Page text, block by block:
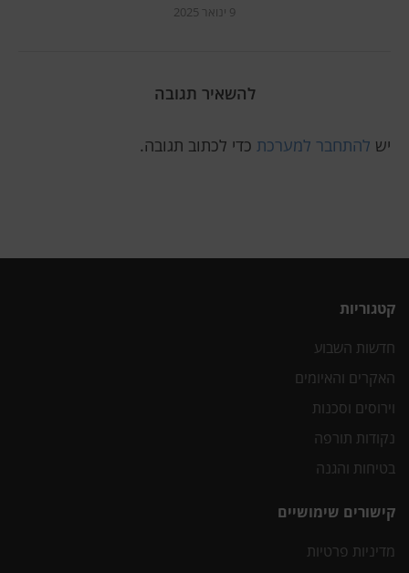
9 ינואר 2025
להשאיר תגובה
יש להתחבר למערכת כדי לכתוב תגובה.
קטגוריות
חדשות השבוע
האקרים והאיומים
וירוסים וסכנות
נקודות תורפה
בטיחות והגנה
קישורים שימושיים
מדיניות פרטיות